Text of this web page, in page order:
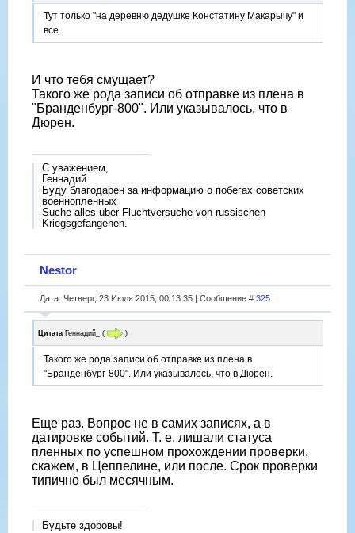
Тут только "на деревню дедушке Констатину Макарычу" и
все.
И что тебя смущает?
Такого же рода записи об отправке из плена в
"Бранденбург-800". Или указывалось, что в
Дюрен.
С уважением,
Геннадий
Буду благодарен за информацию о побегах советских
военнопленных
Suche alles über Fluchtversuche von russischen
Kriegsgefangenen.
Nestor
Дата: Четверг, 23 Июля 2015, 00:13:35 | Сообщение # 325
Цитата Геннадий_ ( )
Такого же рода записи об отправке из плена в
"Бранденбург-800". Или указывалось, что в Дюрен.
Еще раз. Вопрос не в самих записях, а в
датировке событий. Т. е. лишали статуса
пленных по успешном прохождении проверки,
скажем, в Цеппелине, или после. Срок проверки
типично был месячным.
Будьте здоровы!